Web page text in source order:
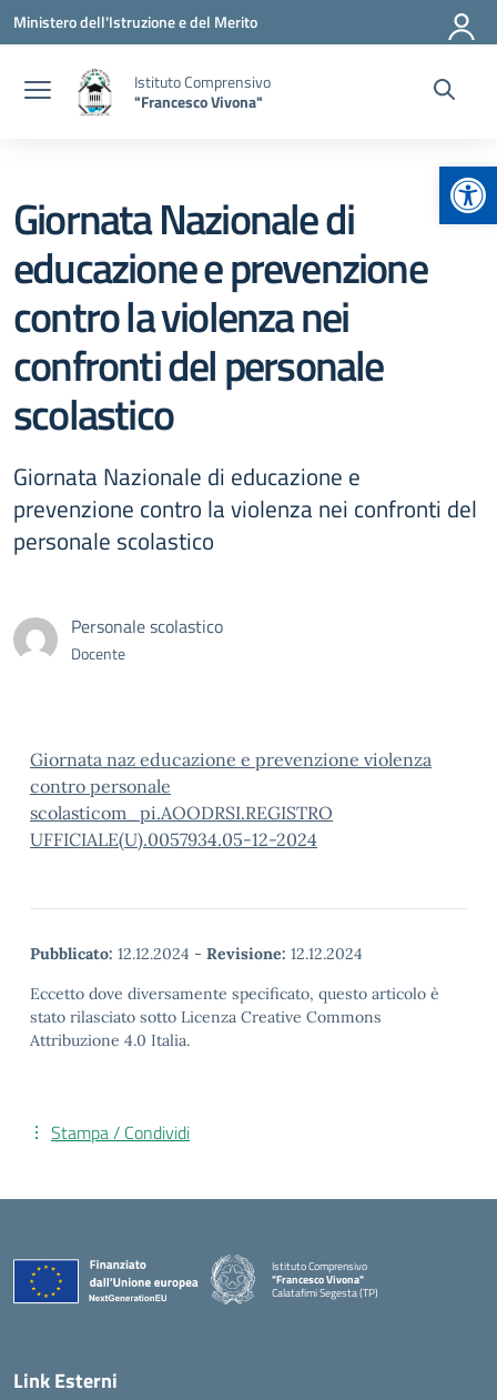
Vai ai contenuti
Vai al menu di navigazione
Vai al footer
Ministero dell'Istruzione e del Merito
Istituto Comprensivo
"Francesco Vivona"
Giornata Nazionale di
educazione e prevenzione
contro la violenza nei
confronti del personale
scolastico
Giornata Nazionale di educazione e
prevenzione contro la violenza nei confronti del
personale scolastico
Personale scolastico
Docente
Giornata naz educazione e prevenzione violenza
contro personale
scolasticom_pi.AOODRSI.REGISTRO
UFFICIALE(U).0057934.05-12-2024
Pubblicato: 12.12.2024 - Revisione: 12.12.2024
Eccetto dove diversamente specificato, questo articolo è
stato rilasciato sotto Licenza Creative Commons
Attribuzione 4.0 Italia.
Stampa / Condividi
Istituto Comprensivo
"Francesco Vivona"
Calatafimi Segesta (TP)
— Visita la pagina iniziale della scuola
Link Esterni